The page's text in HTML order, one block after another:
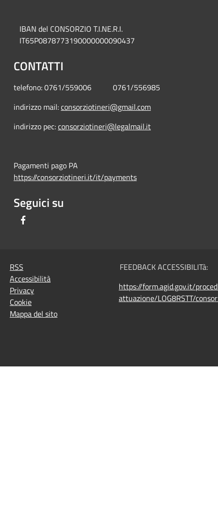
IBAN del CONSORZIO T.I.NE.R.I.
IT65P0878773190000000090437
CONTATTI
telefono: 0761/559006 0761/556985
indirizzo mail:consorziotineri@gmail.com
indirizzo pec:consorziotineri@legalmail.it
Pagamenti pago PA
https://consorziotineri.it/it/payments
Seguici su
RSS
Accessibilità
Privacy
Cookie
Mappa del sito
FEEDBACK ACCESSIBILITà:
https://form.agid.gov.it/
attuazione/LOG8RSTT/